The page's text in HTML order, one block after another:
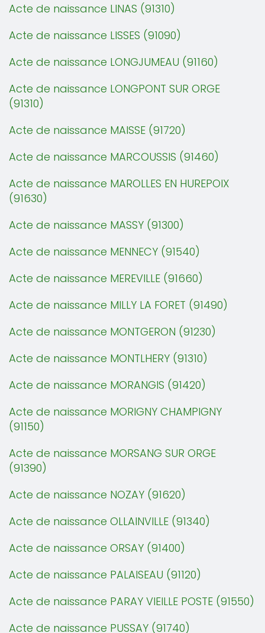
Acte de naissance LINAS (91310)
Acte de naissance LISSES (91090)
Acte de naissance LONGJUMEAU (91160)
Acte de naissance LONGPONT SUR ORGE
(91310)
Acte de naissance MAISSE (91720)
Acte de naissance MARCOUSSIS (91460)
Acte de naissance MAROLLES EN HUREPOIX
(91630)
Acte de naissance MASSY (91300)
Acte de naissance MENNECY (91540)
Acte de naissance MEREVILLE (91660)
Acte de naissance MILLY LA FORET (91490)
Acte de naissance MONTGERON (91230)
Acte de naissance MONTLHERY (91310)
Acte de naissance MORANGIS (91420)
Acte de naissance MORIGNY CHAMPIGNY
(91150)
Acte de naissance MORSANG SUR ORGE
(91390)
Acte de naissance NOZAY (91620)
Acte de naissance OLLAINVILLE (91340)
Acte de naissance ORSAY (91400)
Acte de naissance PALAISEAU (91120)
Acte de naissance PARAY VIEILLE POSTE (91550)
Acte de naissance PUSSAY (91740)